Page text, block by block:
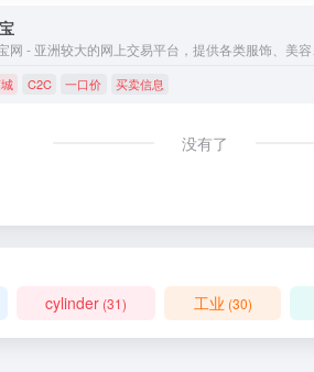
C2C 一口价 买卖信息
没有了
cylinder (31) 工业 (30)